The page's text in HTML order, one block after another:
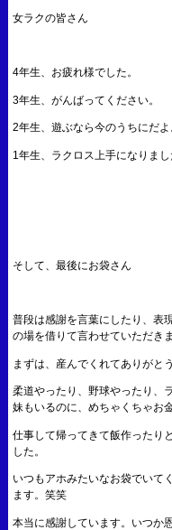
女ラクの皆さん
4年生、お疲れ様でした。
3年生、がんばってください。
2年生、遊ぶなら今のうちにだよ
1年生、ラクロス上手になりまし
そして、最後にお袋さん
普段は感謝を言葉にしたり、表
の場を借りて言わせていただきま
まずは、産んでくれてありがと
柔道やったり、野球やったり、
妹もいるのに、めちゃくちゃお
仕事して帰ってきて飯作ったり
した。
いつもアホみたいなお袋でいて
ます。笑笑
本当に感謝しています。いつか